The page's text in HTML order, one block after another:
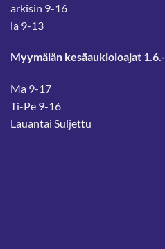
arkisin 9-16
la 9-13
Myymälän kesäaukioloajat 1.6.-
Ma 9-17
Ti-Pe 9-16
Lauantai Suljettu